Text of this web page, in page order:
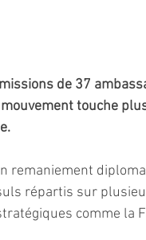
de 37
touche
remaniement
répartis sur
comme la